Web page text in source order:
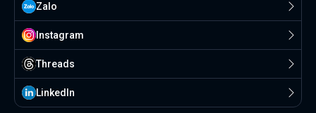
Zalo
Instagram
Threads
Linkedln